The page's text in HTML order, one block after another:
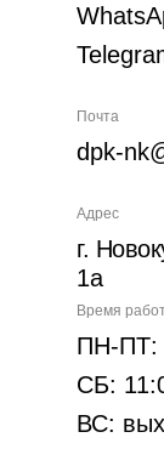
Почта
dpk-
Время
ПН-ПТ:
СБ:
ВС:
Адрес
г.
1а